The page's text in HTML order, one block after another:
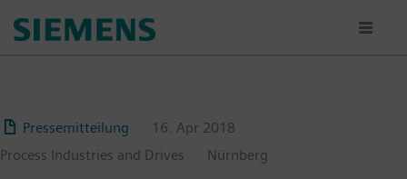
para
Pressemitteilung
16. Apr 2018
Process Industries and Drives
Nürnberg